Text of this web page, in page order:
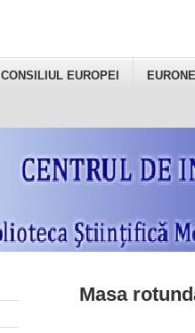
CONSILIUL EUROPEI
Masa